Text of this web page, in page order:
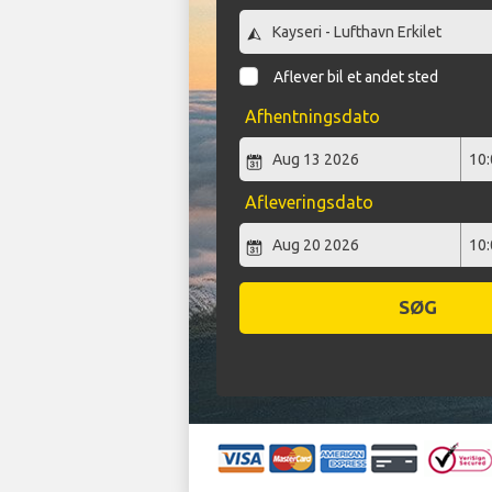
Aflever bil et andet sted
Afhentningsdato
Afleveringsdato
SØG